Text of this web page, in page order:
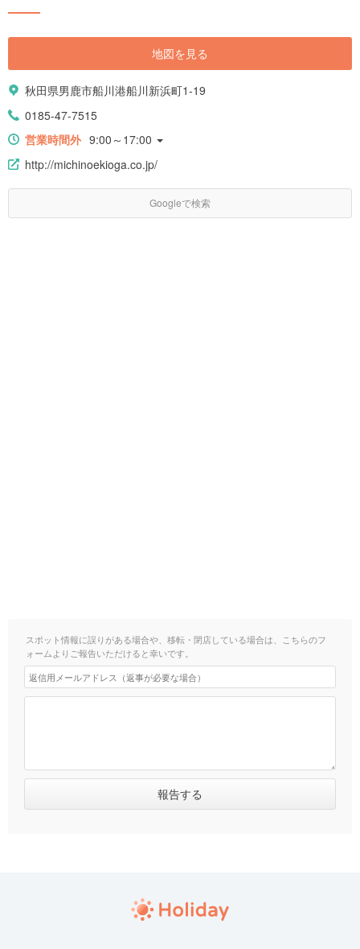
地図を見る
秋田県男鹿市船川港船川新浜町1-19
0185-47-7515
営業時間外 9:00～17:00
http://michinoekioga.co.jp/
Googleで検索
スポット情報に誤りがある場合や、移転・閉店している場合は、こちらのフ
ォームよりご報告いただけると幸いです。